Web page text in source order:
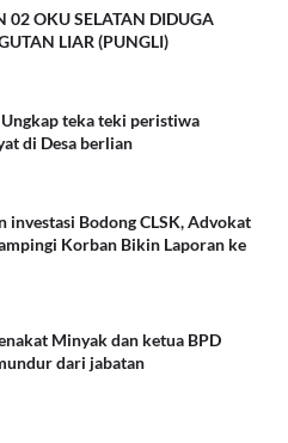
02 OKU SELATAN DIDUGA
LIAR (PUNGLI)
teka teki peristiwa
di Desa berlian
investasi Bodong CLSK, Advokat
Korban Bikin Laporan ke
Minyak dan ketua BPD
dari jabatan